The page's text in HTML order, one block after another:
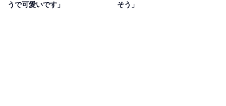
うで可愛いです」
そう」